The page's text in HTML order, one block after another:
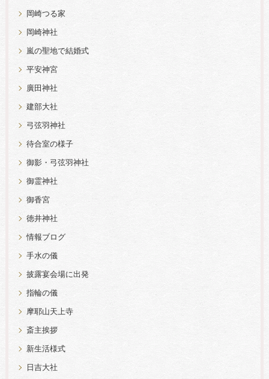
岡崎つる家
岡崎神社
嵐の聖地で結婚式
平安神宮
廣田神社
建部大社
弓弦羽神社
待合室の様子
御影・弓弦羽神社
御霊神社
御香宮
徳井神社
情報ブログ
手水の儀
披露宴会場に出発
指輪の儀
摩耶山天上寺
斎主挨拶
新生活様式
日吉大社